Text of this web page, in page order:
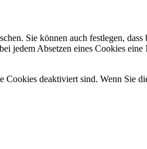
Sie können auch festlegen,
jedem Absetzen eines Cookies
deaktiviert sind. Wenn